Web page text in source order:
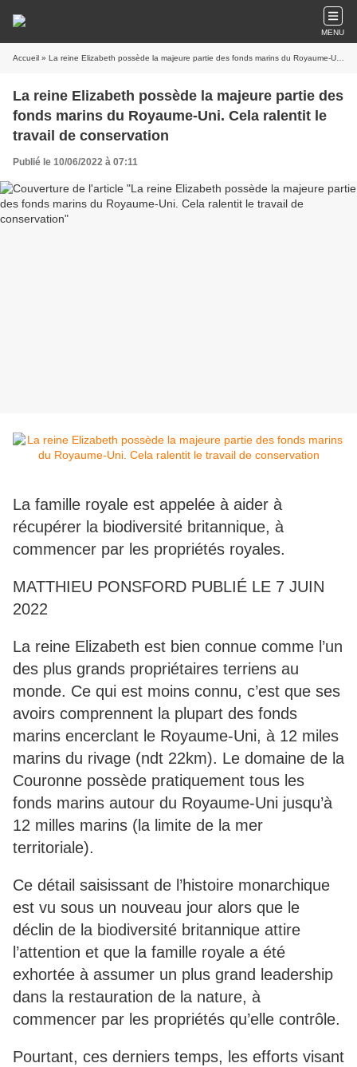
MENU
Accueil » La reine Elizabeth possède la majeure partie des fonds marins du Royaume-Uni. Cela ralentit le travail de conservation
La reine Elizabeth possède la majeure partie des
fonds marins du Royaume-Uni. Cela ralentit le
travail de conservation
Publié le 10/06/2022 à 07:11
La famille royale est appelée à aider à
récupérer la biodiversité britannique, à
commencer par les propriétés royales.
MATTHIEU PONSFORD PUBLIÉ LE 7 JUIN
2022
La reine Elizabeth est bien connue comme l’un
des plus grands propriétaires terriens au
monde. Ce qui est moins connu, c’est que ses
avoirs comprennent la plupart des fonds
marins encerclant le Royaume-Uni, à 12 miles
marins du rivage (ndt 22km). Le domaine de la
Couronne possède pratiquement tous les
fonds marins autour du Royaume-Uni jusqu’à
12 milles marins (la limite de la mer
territoriale).
Ce détail saisissant de l’histoire monarchique
est vu sous un nouveau jour alors que le
déclin de la biodiversité britannique attire
l’attention et que la famille royale a été
exhortée à assumer un plus grand leadership
dans la restauration de la nature, à
commencer par les propriétés qu’elle contrôle.
Pourtant, ces derniers temps, les efforts visant